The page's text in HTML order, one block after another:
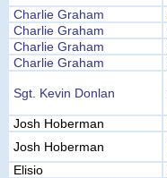
Charlie Graham
Charlie Graham
Charlie Graham
Charlie Graham
Sgt. Kevin Donlan
Josh Hoberman
Josh Hoberman
Elisio